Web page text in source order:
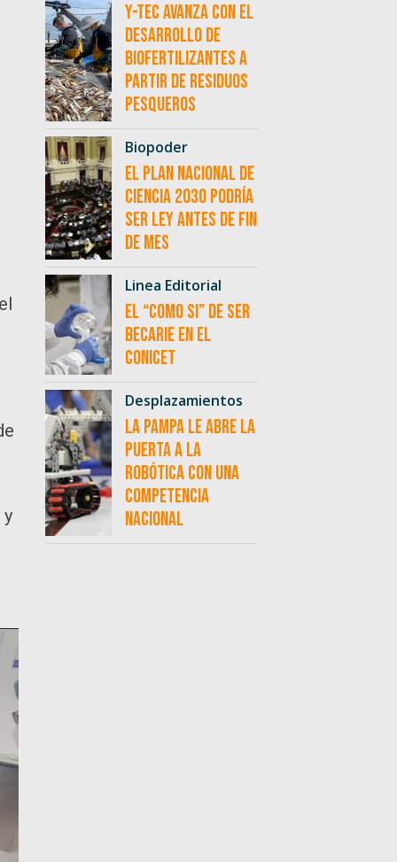
y
Y-TEC avanza con el
desarrollo de
biofertilizantes a
partir de residuos
pesqueros
Biopoder
El Plan Nacional de
Ciencia 2030 podría
ser ley antes de fin
de mes
Linea Editorial
El “como si” de ser
becarie en el
CONICET
Desplazamientos
La Pampa le abre la
puerta a la
robótica con una
competencia
nacional